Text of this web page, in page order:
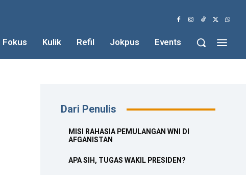
Fokus Kulik Refil Jokpus Events
Dari Penulis
MISI RAHASIA PEMULANGAN WNI DI
AFGANISTAN
APA SIH, TUGAS WAKIL PRESIDEN?